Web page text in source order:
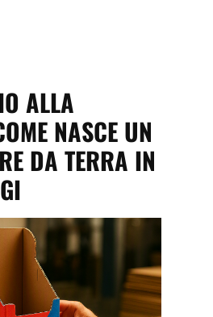
ALLA
NASCE UN
DA TERRA IN